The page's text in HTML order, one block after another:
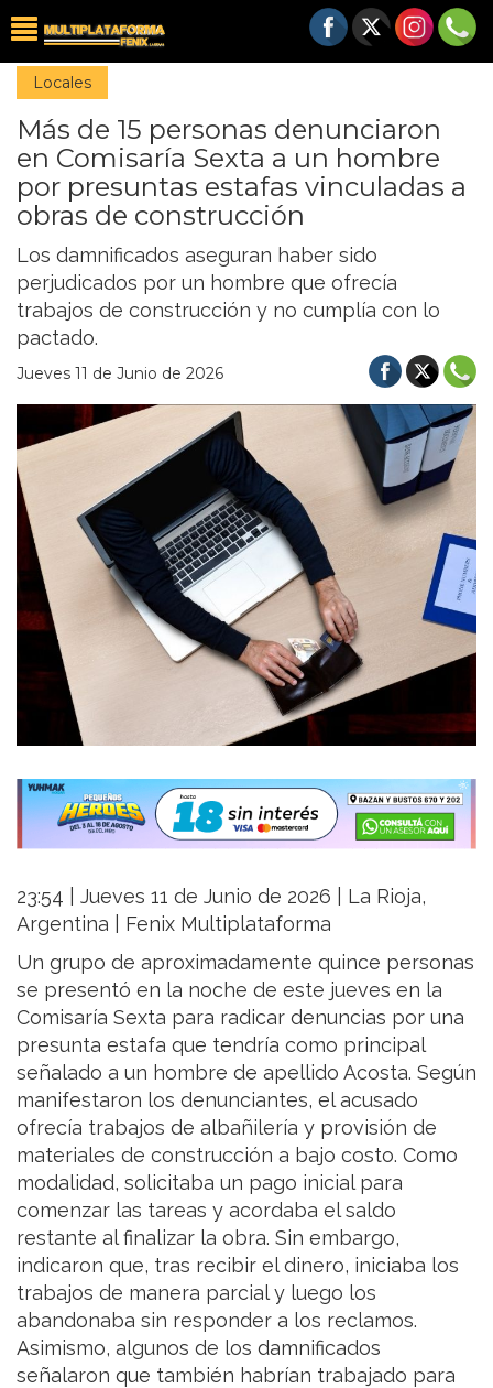
Locales
Más de 15 personas denunciaron
en Comisaría Sexta a un hombre
por presuntas estafas vinculadas a
obras de construcción
Los damnificados aseguran haber sido
perjudicados por un hombre que ofrecía
trabajos de construcción y no cumplía con lo
pactado.
Jueves 11 de Junio de 2026
23:54 | Jueves 11 de Junio de 2026 | La Rioja,
Argentina | Fenix Multiplataforma
Un grupo de aproximadamente quince personas
se presentó en la noche de este jueves en la
Comisaría Sexta para radicar denuncias por una
presunta estafa que tendría como principal
señalado a un hombre de apellido Acosta. Según
manifestaron los denunciantes, el acusado
ofrecía trabajos de albañilería y provisión de
materiales de construcción a bajo costo. Como
modalidad, solicitaba un pago inicial para
comenzar las tareas y acordaba el saldo
restante al finalizar la obra. Sin embargo,
indicaron que, tras recibir el dinero, iniciaba los
trabajos de manera parcial y luego los
abandonaba sin responder a los reclamos.
Asimismo, algunos de los damnificados
señalaron que también habrían trabajado para